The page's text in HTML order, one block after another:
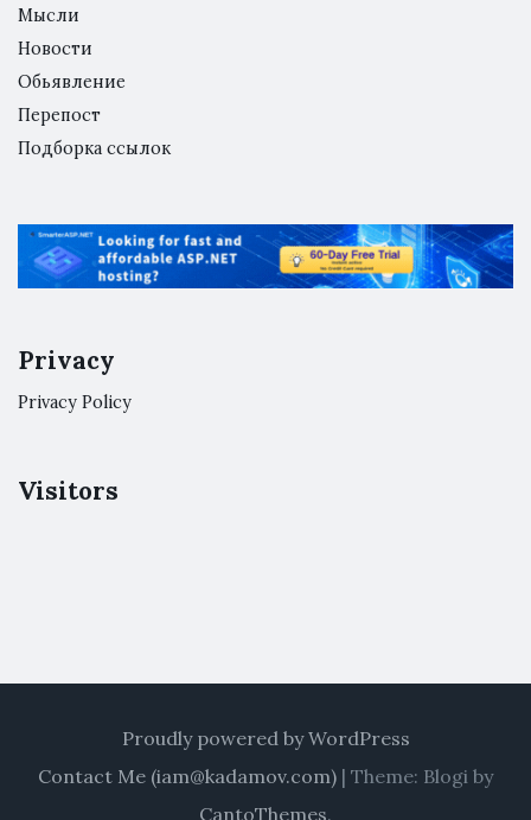
Мысли
Новости
Обьявление
Перепост
Подборка ссылок
Privacy
Privacy Policy
Visitors
Proudly powered by WordPress
Contact Me (iam@kadamov.com) | Theme: Blogi by
CantoThemes.